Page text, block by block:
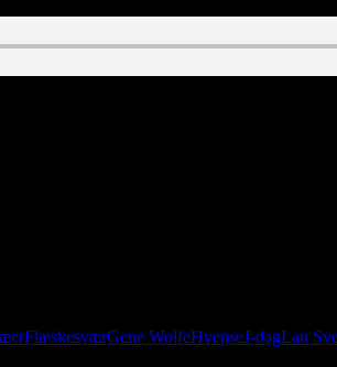
FlæskesværGene WolfeHvepseJ-dagLau